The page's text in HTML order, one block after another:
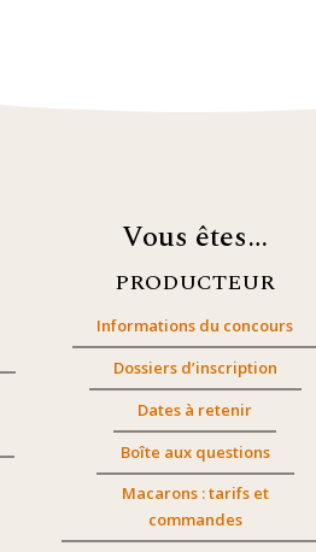
Vous êtes…
PRODUCTEUR
Informations du concours
Dossiers d’inscription
Dates à retenir
Boîte aux questions
Macarons : tarifs et
commandes